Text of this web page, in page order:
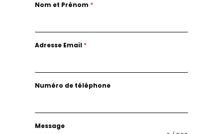
Nom et Prénom *
Adresse Email *
Numéro de téléphone
Message